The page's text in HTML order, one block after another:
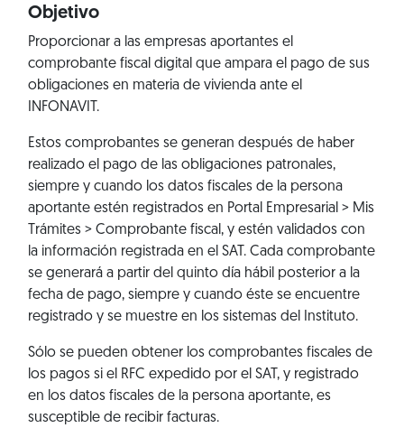
Objetivo
Proporcionar a las empresas aportantes el
comprobante fiscal digital que ampara el pago de sus
obligaciones en materia de vivienda ante el
INFONAVIT.
Estos comprobantes se generan después de haber
realizado el pago de las obligaciones patronales,
siempre y cuando los datos fiscales de la persona
aportante estén registrados en Portal Empresarial > Mis
Trámites > Comprobante fiscal , y estén validados con
la información registrada en el SAT. Cada comprobante
se generará a partir del quinto día hábil posterior a la
fecha de pago, siempre y cuando éste se encuentre
registrado y se muestre en los sistemas del Instituto.
Sólo se pueden obtener los comprobantes fiscales de
los pagos si el RFC expedido por el SAT, y registrado
en los datos fiscales de la persona aportante, es
susceptible de recibir facturas.